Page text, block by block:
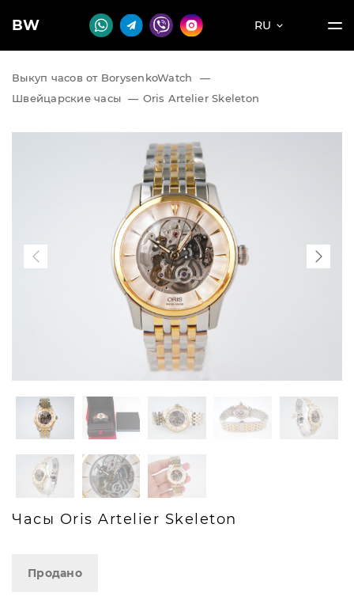
BW RU
Выкуп часов от BorysenkoWatch
—
Швейцарские часы — Oris Artelier Skeleton
Часы Oris Artelier Skeleton
Продано